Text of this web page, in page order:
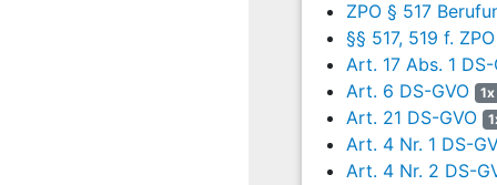
auf Unterlassung nicht
11
Hiergegen wendet
Akte)
Vorbringens
Einhaltung der
Speicherung nicht
ZPO § 517
§§ 517, 519 f. ZPO
Art. 17 Abs. 1 DS-
Art. 6 DS-GVO
1x
Art. 21 DS-GVO
Art. 4 Nr. 1 DS-
Art. 4 Nr. 2 DS-